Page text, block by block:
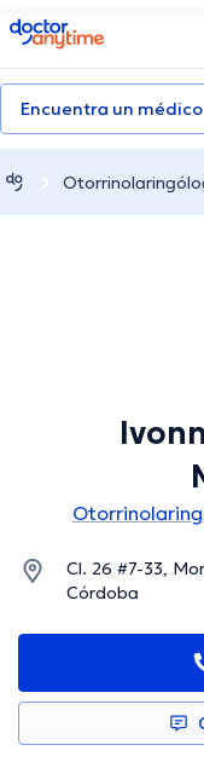
doctoranytime
Encuentra un médico
Cl. 26 #7-33,
Córdoba